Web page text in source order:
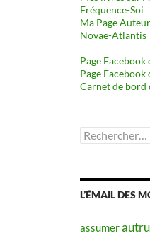
Fréquence-Soi
Ma Page
Novae-Atlantis
Page
Page
Carnet de bord
Rechercher :
L’ÉMAIL DES
assumer